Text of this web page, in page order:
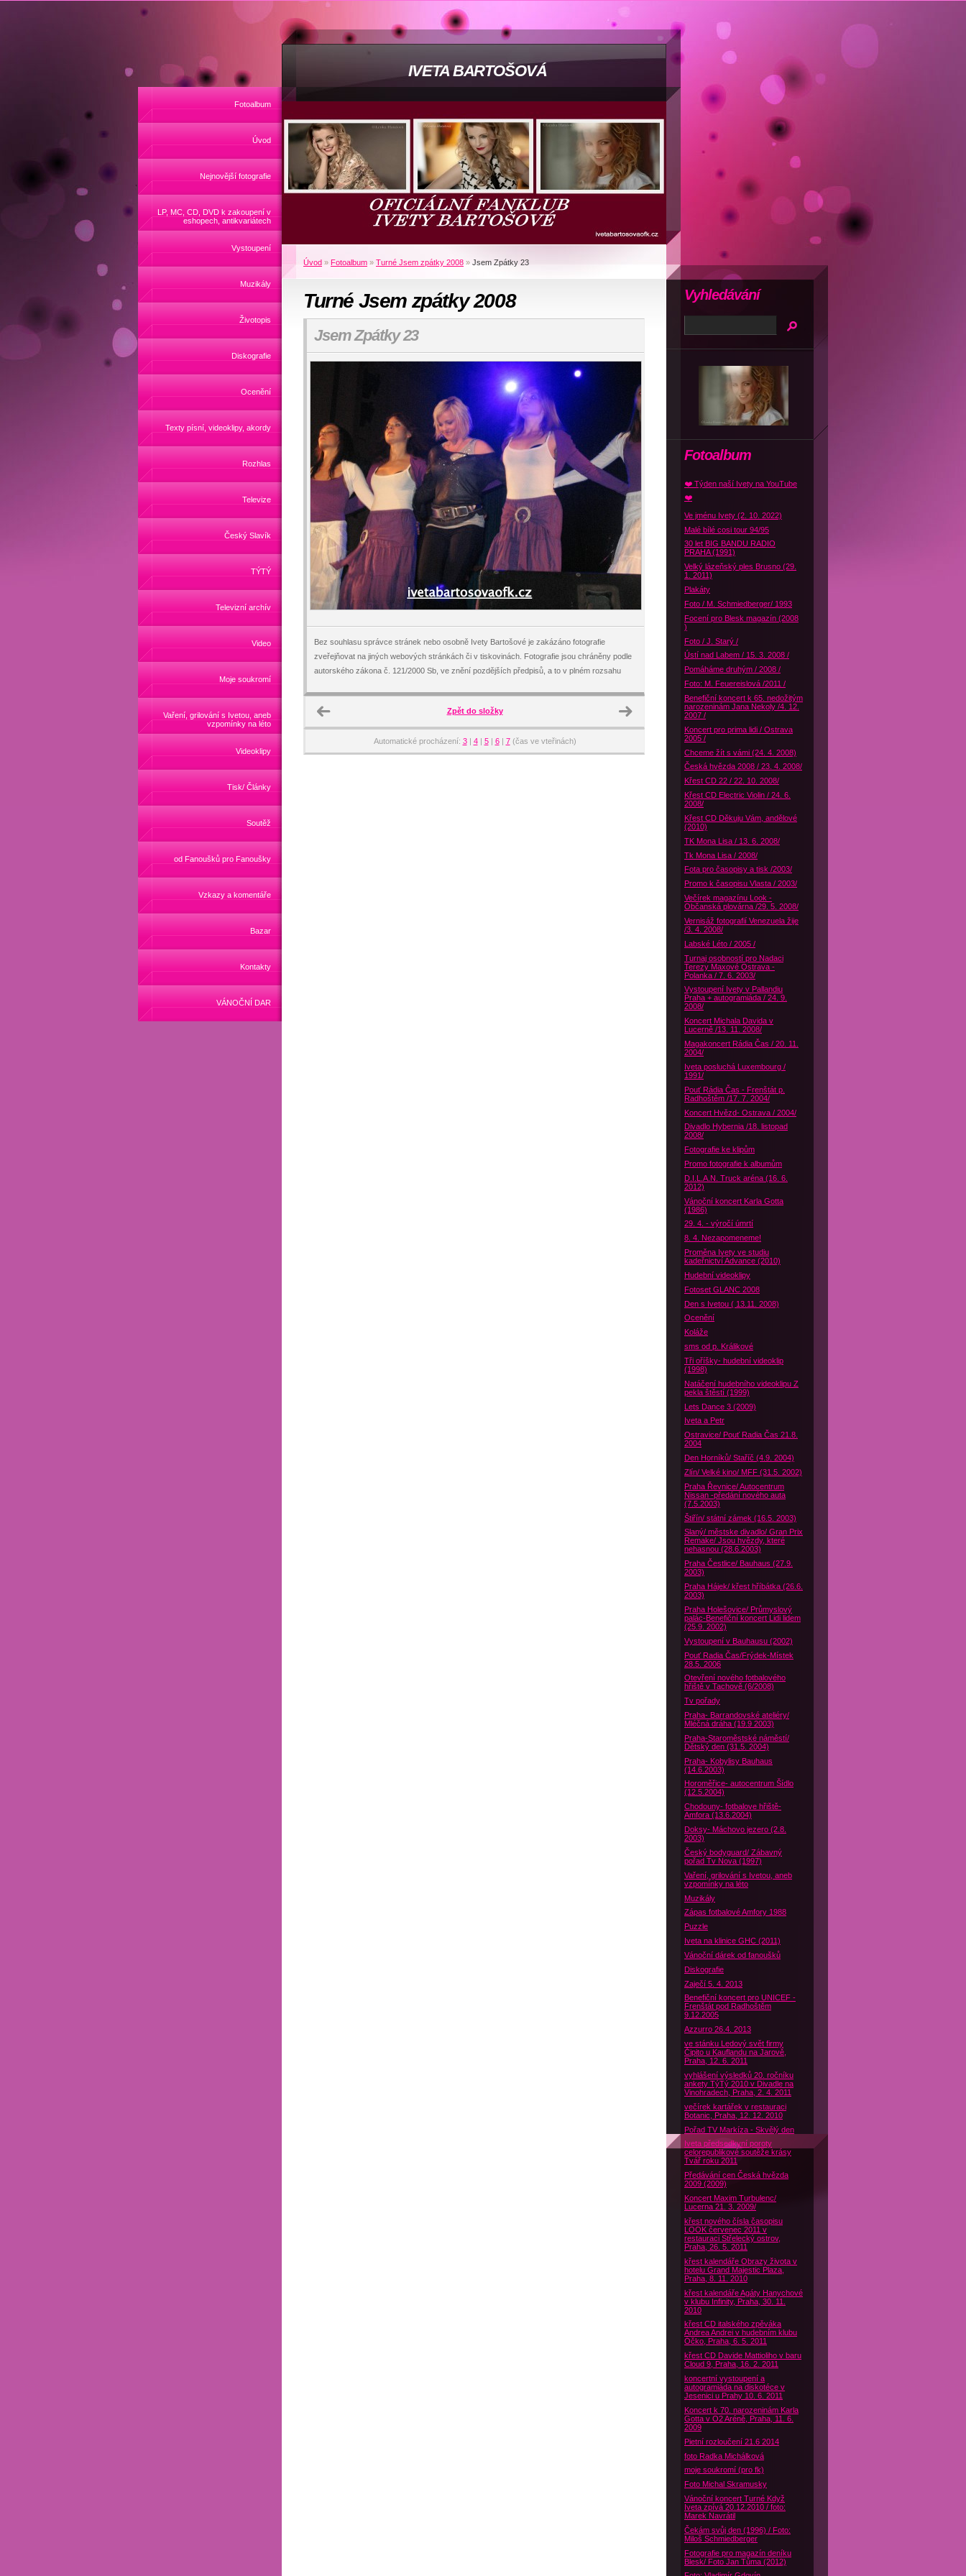
IVETA BARTOŠOVÁ
Fotoalbum
Úvod
Nejnovější fotografie
LP, MC, CD, DVD k zakoupení v
eshopech, antikvariátech
Vystoupení
Muzikály
Životopis
Diskografie
Ocenění
Texty písní, videoklipy, akordy
Rozhlas
Televize
Český Slavík
TÝTÝ
Televizní archív
Video
Moje soukromí
Vaření, grilování s Ivetou, aneb
vzpomínky na léto
Videoklipy
Tisk/ Články
Soutěž
od Fanoušků pro Fanoušky
Vzkazy a komentáře
Bazar
Kontakty
VÁNOČNÍ DAR
Úvod » Fotoalbum » Turné Jsem zpátky 2008 » Jsem Zpátky 23
Turné Jsem zpátky 2008
Jsem Zpátky 23
Bez souhlasu správce stránek nebo osobně Ivety Bartošové je zakázáno fotografie
zveřejňovat na jiných webových stránkách či v tiskovinách. Fotografie jsou chráněny podle
autorského zákona č. 121/2000 Sb, ve znění pozdějších předpisů, a to v plném rozsahu
Zpět do složky
Automatické procházení: 3| 4| 5| 6| 7(čas ve vteřinách)
Fotoalbum
❤️ Týden naší Ivety na YouTube
❤️
Ve jménu Ivety (2. 10. 2022)
Malé bílé cosi tour 94/95
30 let BIG BANDU RADIO
PRAHA (1991)
Velký lázeňský ples Brusno (29.
1. 2011)
Plakáty
Foto / M. Schmiedberger/ 1993
Focení pro Blesk magazín (2008
)
Foto / J. Starý /
Ústí nad Labem / 15. 3. 2008 /
Pomáháme druhým / 2008 /
Foto: M. Feuereislová /2011 /
Benefiční koncert k 65. nedožitým
narozeninám Jana Nekoly /4. 12.
2007 /
Koncert pro prima lidi / Ostrava
2005 /
Chceme žít s vámi (24. 4. 2008)
Česká hvězda 2008 / 23. 4. 2008/
Křest CD 22 / 22. 10. 2008/
Křest CD Electric Violin / 24. 6.
2008/
Křest CD Děkuju Vám, andělové
(2010)
TK Mona Lisa / 13. 6. 2008/
Tk Mona Lisa / 2008/
Fota pro časopisy a tisk /2003/
Promo k časopisu Vlasta / 2003/
Večírek magazínu Look -
Občanská plovárna /29. 5. 2008/
Vernisáž fotografií Venezuela žije
/3. 4. 2008/
Labské Léto / 2005 /
Turnaj osobností pro Nadaci
Terezy Maxové Ostrava -
Polanka / 7. 6. 2003/
Vystoupení Ivety v Pallandiu
Praha + autogramiáda / 24. 9.
2008/
Koncert Michala Davida v
Lucerně /13. 11. 2008/
Magakoncert Rádia Čas / 20. 11.
2004/
Iveta posluchá Luxembourg /
1991/
Pouť Rádia Čas - Frenštát p.
Radhoštěm /17. 7. 2004/
Koncert Hvězd- Ostrava / 2004/
Divadlo Hybernia /18. listopad
2008/
Fotografie ke klipům
Promo fotografie k albumům
D.I.L.A.N. Truck aréna (16. 6.
2012)
Vánoční koncert Karla Gotta
(1986)
29. 4. - výročí úmrtí
8. 4. Nezapomeneme!
Proměna Ivety ve studiu
kadeřnictví Advance (2010)
Hudební videoklipy
Fotoset GLANC 2008
Den s Ivetou ( 13.11. 2008)
Ocenění
Koláže
sms od p. Králikové
Tři oříšky- hudební videoklip
(1998)
Natáčení hudebního videoklipu Z
pekla štěstí (1999)
Lets Dance 3 (2009)
Iveta a Petr
Ostravice/ Pouť Radia Čas 21.8.
2004
Den Horníků/ Staříč (4.9. 2004)
Zlín/ Velké kino/ MFF (31.5. 2002)
Praha Řevnice/ Autocentrum
Nissan -předání nového auta
(7.5.2003)
Štiřín/ státní zámek (16.5. 2003)
Slaný/ městske divadlo/ Gran Prix
Remake/ Jsou hvězdy, které
nehasnou (28.6.2003)
Praha Čestlice/ Bauhaus (27.9.
2003)
Praha Hájek/ křest hříbátka (26.6.
2003)
Praha Holešovice/ Průmyslový
palác-Benefiční koncert Lidi lidem
(25.9. 2002)
Vystoupení v Bauhausu (2002)
Pouť Radia Čas/Frýdek-Místek
28.5. 2006
Otevření nového fotbalového
hřiště v Tachově (6/2008)
Tv pořady
Praha- Barrandovské ateliéry/
Mléčná dráha (19.9 2003)
Praha-Staroměstské náměstí/
Dětský den (31.5. 2004)
Praha- Kobylisy Bauhaus
(14.6.2003)
Horoměřice- autocentrum Šídlo
(12.5.2004)
Chodouny- fotbalove hřiště-
Amfora (13.6.2004)
Doksy- Máchovo jezero (2.8.
2003)
Český bodyguard/ Zábavný
pořad Tv Nova (1997)
Vaření, grilování s Ivetou, aneb
vzpomínky na léto
Muzikály
Zápas fotbalové Amfory 1988
Puzzle
Iveta na klinice GHC (2011)
Vánoční dárek od fanoušků
Diskografie
Zaječí 5. 4. 2013
Benefiční koncert pro UNICEF -
Frenštát pod Radhoštěm
9.12.2005
Azzurro 26.4. 2013
ve stánku Ledový svět firmy
Čipito u Kauflandu na Jarově,
Praha, 12. 6. 2011
vyhlášení výsledků 20. ročníku
ankety TýTý 2010 v Divadle na
Vinohradech, Praha, 2. 4. 2011
večírek kartářek v restauraci
Botanic, Praha, 12. 12. 2010
Pořad TV Markíza - Skvělý den
Iveta předsedkyní poroty
celorepublikové soutěže krásy
Tvář roku 2011
Předávání cen Česká hvězda
2009 (2009)
Koncert Maxim Turbulenc/
Lucerna 21. 3. 2009/
křest nového čísla časopisu
LOOK červenec 2011 v
restauraci Střelecký ostrov,
Praha, 26. 5. 2011
křest kalendáře Obrazy života v
hotelu Grand Majestic Plaza,
Praha, 8. 11. 2010
křest kalendáře Agáty Hanychové
v klubu Infinity, Praha, 30. 11.
2010
křest CD italského zpěváka
Andrea Andrei v hudebním klubu
Óčko, Praha, 6. 5. 2011
křest CD Davide Mattioliho v baru
Cloud 9, Praha, 16. 2. 2011
koncertní vystoupení a
autogramiáda na diskotéce v
Jesenici u Prahy 10. 6. 2011
Koncert k 70. narozeninám Karla
Gotta v O2 Aréně, Praha, 11. 6.
2009
Pietní rozloučení 21.6 2014
foto Radka Michálková
moje soukromí (pro fk)
Foto Michal Skramusky
Vánoční koncert Turné Když
Iveta zpívá 20.12.2010 / foto:
Marek Navrátil
Čekám svůj den (1996) / Foto:
Miloš Schmiedberger
Fotografie pro magazín deníku
Blesk/ Foto Jan Tůma (2012)
Vyhledávání